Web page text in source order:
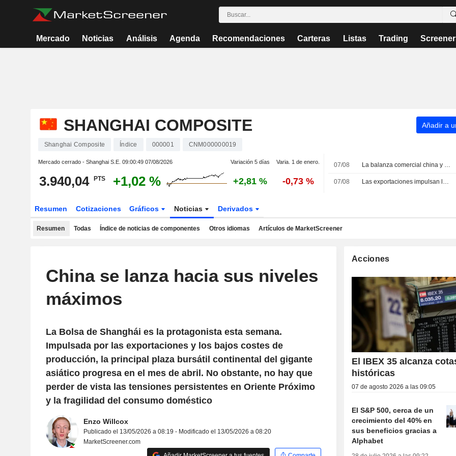
Mercado Noticias Análisis Agenda Recomendaciones Carteras Listas Trading
SHANGHAI COMPOSITE Añadir a
Shanghai Composite Índice 000001 CNM000000019
Mercado cerrado - Shanghai S.E. 09:00:49 07/08/2026 Variación 5 días Varia. 1 de enero.
3.940,04 PTS +1,02 % +2,81 % -0,73 %
07/08 La balanza comercial china y la incertidumbre en el Golfo Pérsico agitan las bolsas asiáticas
07/08 Las exportaciones impulsan la Bolsa china; Haisco Pharmaceutical sube un 4%
Resumen Cotizaciones Gráficos Noticias Derivados
Resumen Todas Índice de noticias de componentes Otros idiomas Artículos de MarketScreener
China se lanza hacia sus niveles
máximos
La Bolsa de Shanghái es la protagonista esta semana.
Impulsada por las exportaciones y los bajos costes de
producción, la principal plaza bursátil continental del gigante
asiático progresa en el mes de abril. No obstante, no hay que
perder de vista las tensiones persistentes en Oriente Próximo
y la fragilidad del consumo doméstico
Enzo Willcox
Publicado el 13/05/2026 a 08:19 - Modificado el 13/05/2026 a 08:20
MarketScreener.com
Acciones
El IBEX 35 alcanza
históricas
07 de agosto 2026 a las 09:05
El S&P 500, cerca de un
crecimiento del 40% en
sus beneficios gracias a
Alphabet